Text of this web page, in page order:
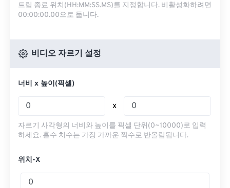
트림 종료 위치(HH:MM:SS.MS)를 지정합니다. 비활성화하려면
00:00:00.00으로 둡니다.
비디오 자르기 설정
너비 x 높이(픽셀)
x
자르기 사각형의 너비와 높이를 픽셀 단위(0~10000)로 입력
하세요. 홀수 치수는 가장 가까운 짝수로 반올림됩니다.
위치-X